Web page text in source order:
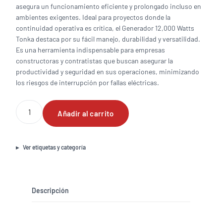
asegura un funcionamiento eficiente y prolongado incluso en
ambientes exigentes. Ideal para proyectos donde la
continuidad operativa es crítica, el Generador 12,000 Watts
Tonka destaca por su fácil manejo, durabilidad y versatilidad.
Es una herramienta indispensable para empresas
constructoras y contratistas que buscan asegurar la
productividad y seguridad en sus operaciones, minimizando
los riesgos de interrupción por fallas eléctricas.
Generador
12,000
Watts
cantidad
Añadir al carrito
Ver etiquetas y categoría
Descripción